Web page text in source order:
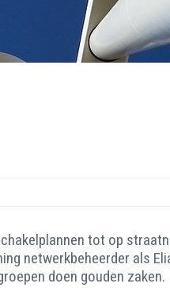
tot op
netwerkbeheerder als
doen gouden zaken.